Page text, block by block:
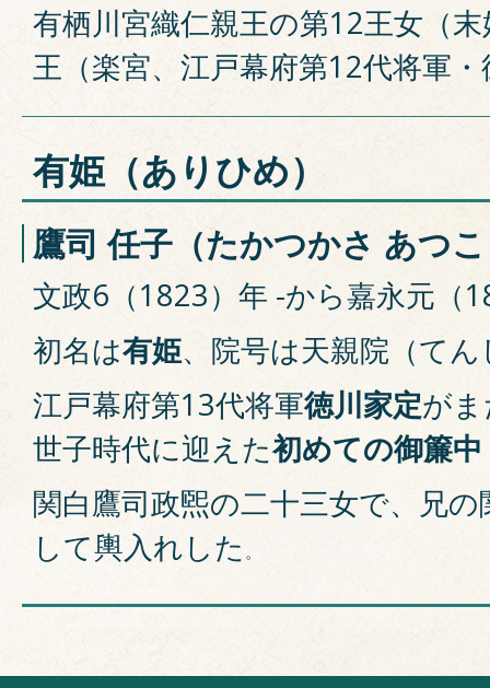
有栖川宮織仁親王の第12王女（
王（楽宮、江戸幕府第12代将軍
有姫（ありひめ）
鷹司 任子（たかつかさ あつ
文政6（1823）年 -から嘉永元（
初名は有姫、院号は天親院（て
江戸幕府第13代将軍徳川家定が
世子時代に迎えた初めての御簾中
関白鷹司政煕の二十三女で、兄
して輿入れした 。